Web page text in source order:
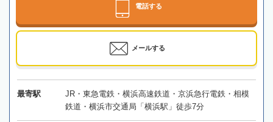
電話する
メールする
最寄駅
JR・東急電鉄・横浜高速鉄道・京浜急行電鉄・相模
鉄道・横浜市交通局「横浜駅」徒歩7分